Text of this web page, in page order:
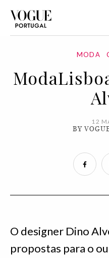
MODA
12
BY
O designer Dino
propostas para o